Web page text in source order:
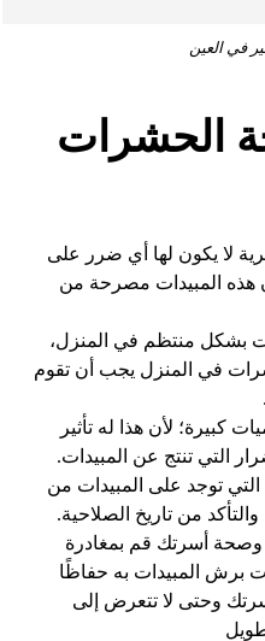
في العين
الحشرات
لا يكون لها أي ضرر على
هذه المبيدات مصرحة من
بشكل منتظم في المنزل،
في المنزل يجب أن تقوم
كبيرة؛ لأن هذا له تأثير
التي تنتج عن المبيدات.
توجد على المبيدات من
من تاريخ الصلاحية.
أسرتك قم بمغادرة
برش المبيدات به حفاظًا
وحتى لا تتعرض إلى